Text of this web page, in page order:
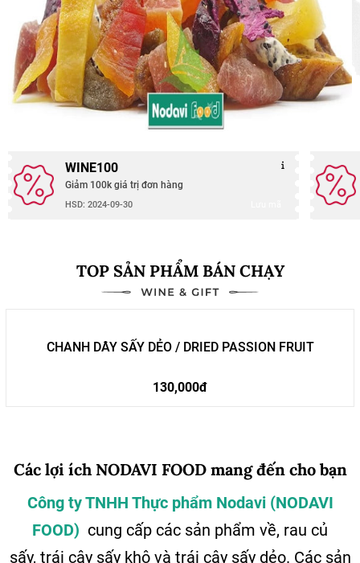
WINE100
Giảm 100k giá trị đơn hàng
HSD: 2024-09-30
TOP SẢN PHẨM BÁN CHẠY
CHANH DÂY SẤY DẺO / DRIED PASSION FRUIT
130,000đ
Các lợi ích NODAVI FOOD mang đến cho bạn
Công ty TNHH Thực phẩm Nodavi (NODAVI
FOOD) cung cấp các sản phẩm về, rau củ
sấy, trái cây sấy khô và trái cây sấy dẻo. Các sản